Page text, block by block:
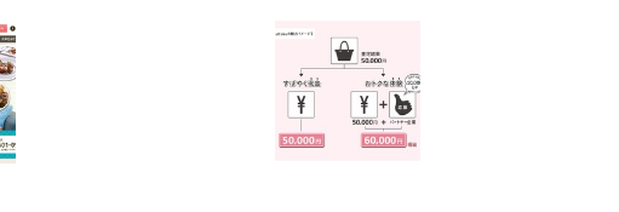
ない 跳ね上げ式アームレスト コンパクト 約105度ロッキング pc 事務椅子 360度回
EV3240X-WT | 31.5型4K UHD・USB Type-C・ホワイト
ー 1回使い捨て 無香料 ホワイト 300枚